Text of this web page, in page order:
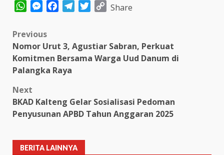
WhatsAppMessenger
FacebookTelegram
TwitterCopy
Share
Post
navigation
Previous
Nomor Urut 3, Agustiar Sabran, Perkuat
Komitmen Bersama Warga Uud Danum di
Palangka Raya
Next
BKAD Kalteng Gelar Sosialisasi Pedoman
Penyusunan APBD Tahun Anggaran 2025
BERITA LAINNYA